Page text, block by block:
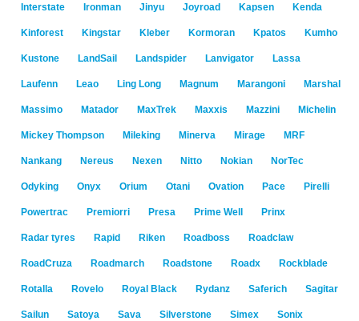
Interstate Ironman Jinyu Joyroad Kapsen Kenda
Kinforest Kingstar Kleber Kormoran Kpatos Kumho
Kustone LandSail Landspider Lanvigator Lassa
Laufenn Leao Ling Long Magnum Marangoni Marshal
Massimo Matador MaxTrek Maxxis Mazzini Michelin
Mickey Thompson Mileking Minerva Mirage MRF
Nankang Nereus Nexen Nitto Nokian NorTec
Odyking Onyx Orium Otani Ovation Pace Pirelli
Powertrac Premiorri Presa Prime Well Prinx
Radar tyres Rapid Riken Roadboss Roadclaw
RoadCruza Roadmarch Roadstone Roadx Rockblade
Rotalla Rovelo Royal Black Rydanz Saferich Sagitar
Sailun Satoya Sava Silverstone Simex Sonix